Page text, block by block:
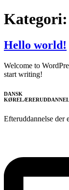
Videre
til
Kategori:
Hello world!
Welcome to
start writing!
DANSK
Efteruddannelse der